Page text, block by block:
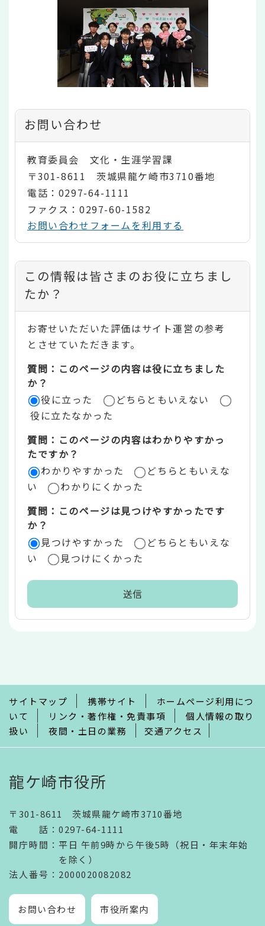
お問い合わせ
教育委員会 文化・生涯学習課
〒301-8611 茨城県龍ケ崎市3710番地
電話：0297-64-1111
ファクス：0297-60-1582
お問い合わせフォームを利用する
コ
ン
テ
ン
ツ
評
価
リ
ア
この情報は皆さまのお役に立ちまし
たか？
お寄せいただいた評価はサイト運営の参考
とさせていただきます。
質問：このページの内容は役に立ちました
か？
役に立った
どちらともいえない
役に立たなかった
質問：このページの内容はわかりやすかっ
たですか？
わかりやすかった
どちらともいえな
い
わかりにくかった
質問：このページは見つけやすかったです
か？
見つけやすかった
どちらともいえな
い
見つけにくかった
で
サイトマップ 携帯サイト
ホームページ利用につ
いて
リンク・著作権・免責事項
個人情報の取り
扱い
夜間・土日の業務 交通アクセス
龍ケ崎市役所
〒301-8611 茨城県龍ケ崎市3710番地
電話 ： 0297-64-1111
開庁時間 ： 平日 午前9時から午後5時（祝日・年末年始
を除く）
法人番号 ：2000020082082
お問い合わせ 市役所案内